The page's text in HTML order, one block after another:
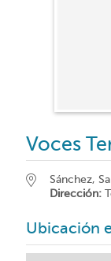
Voces
Sánchez,
Dirección:
Ubicación